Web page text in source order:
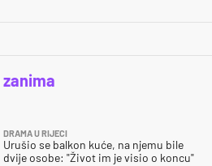
DRAMA U RIJECI
Urušio se balkon kuće, na njemu bile
dvije osobe: "Život im je visio o koncu"